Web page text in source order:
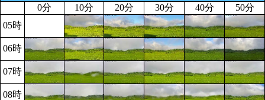
0分
10分 20分 30分 40分
50分
05時
06時
07時
08時